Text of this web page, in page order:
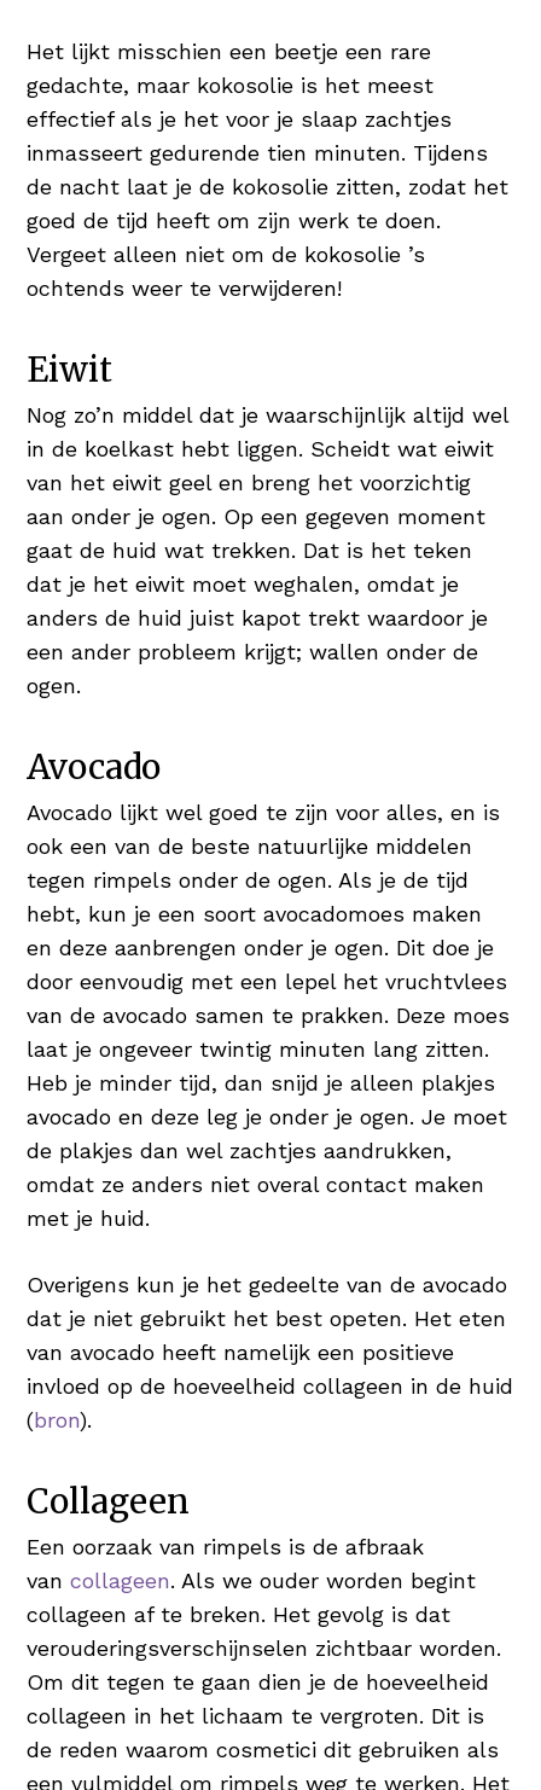
Het lijkt misschien een beetje een rare
gedachte, maar kokosolie is het meest
effectief als je het voor je slaap zachtjes
inmasseert gedurende tien minuten. Tijdens
de nacht laat je de kokosolie zitten, zodat het
goed de tijd heeft om zijn werk te doen.
Vergeet alleen niet om de kokosolie ’s
ochtends weer te verwijderen!
Eiwit
Nog zo’n middel dat je waarschijnlijk altijd wel
in de koelkast hebt liggen. Scheidt wat eiwit
van het eiwit geel en breng het voorzichtig
aan onder je ogen. Op een gegeven moment
gaat de huid wat trekken. Dat is het teken
dat je het eiwit moet weghalen, omdat je
anders de huid juist kapot trekt waardoor je
een ander probleem krijgt; wallen onder de
ogen.
Avocado
Avocado lijkt wel goed te zijn voor alles, en is
ook een van de beste natuurlijke middelen
tegen rimpels onder de ogen. Als je de tijd
hebt, kun je een soort avocadomoes maken
en deze aanbrengen onder je ogen. Dit doe je
door eenvoudig met een lepel het vruchtvlees
van de avocado samen te prakken. Deze moes
laat je ongeveer twintig minuten lang zitten.
Heb je minder tijd, dan snijd je alleen plakjes
avocado en deze leg je onder je ogen. Je moet
de plakjes dan wel zachtjes aandrukken,
omdat ze anders niet overal contact maken
met je huid.
Overigens kun je het gedeelte van de avocado
dat je niet gebruikt het best opeten. Het eten
van avocado heeft namelijk een positieve
invloed op de hoeveelheid collageen in de huid
(bron).
Collageen
Een oorzaak van rimpels is de afbraak
vancollageen. Als we ouder worden begint
collageen af te breken. Het gevolg is dat
verouderingsverschijnselen zichtbaar worden.
Om dit tegen te gaan dien je de hoeveelheid
collageen in het lichaam te vergroten. Dit is
de reden waarom cosmetici dit gebruiken als
een vulmiddel om rimpels weg te werken. Het